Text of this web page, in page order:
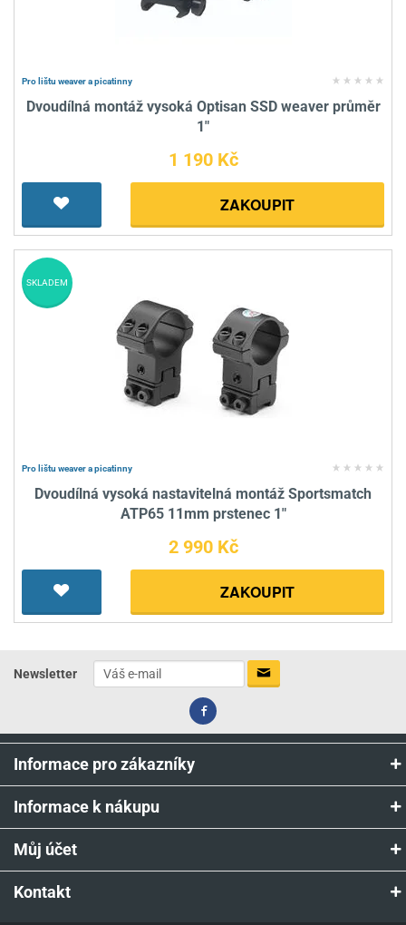
Pro lištu weaver a picatinny
Dvoudílná montáž vysoká Optisan SSD weaver průměr
1"
1 190 Kč
ZAKOUPIT
Pro lištu weaver a picatinny
Dvoudílná vysoká nastavitelná montáž Sportsmatch
ATP65 11mm prstenec 1"
2 990 Kč
ZAKOUPIT
SKLADEM
Newsletter
Informace pro zákazníky
Informace k nákupu
Můj účet
Kontakt